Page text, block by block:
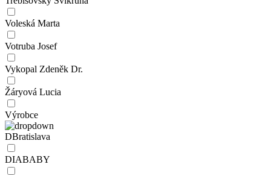
Voleská Marta
Votruba Josef
Vykopal Zdeněk Dr.
Žáryová Lucia
Výrobce
DBratislava
DIABABY